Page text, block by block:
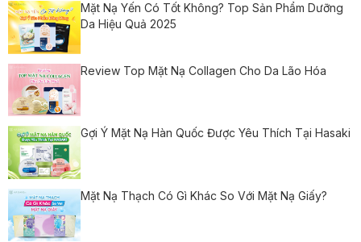
Mặt Nạ Yến Có Tốt Không? Top Sản Phẩm Dưỡng
Da Hiệu Quả 2025
Review Top Mặt Nạ Collagen Cho Da Lão Hóa
Gợi Ý Mặt Nạ Hàn Quốc Được Yêu Thích Tại Hasaki
Mặt Nạ Thạch Có Gì Khác So Với Mặt Nạ Giấy?